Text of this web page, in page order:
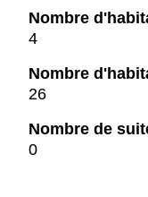
Nombre
4
Nombre
26
Nombre de
0